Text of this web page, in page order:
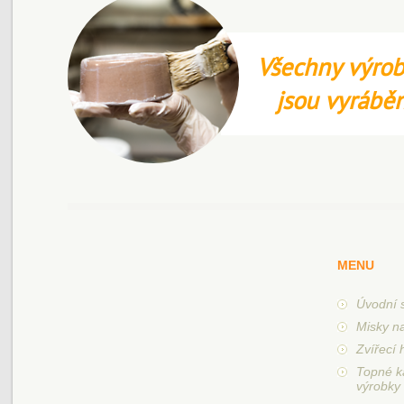
Všechny
jsou
MENU
Úvodní
Misky
Zvířecí
Topné
výrobky